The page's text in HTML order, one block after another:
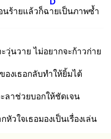
ร้ายแล้วก็ฉายเป็นภาพซ้ำ
ะวุ่นวาย ไม่อยากจะก้าวก่าย
องเธอกลับทำให้ยิ้มได้
ลาช่วยบอกให้ชัดเจน
วใจเธอมองเป็นเรื่องเล่น